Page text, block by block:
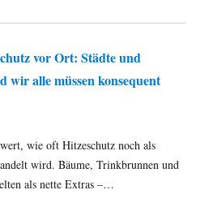
vor Ort: Städte und
wir alle müssen konsequent
wie oft Hitzeschutz noch als
wird. Bäume, Trinkbrunnen und
als nette Extras –…